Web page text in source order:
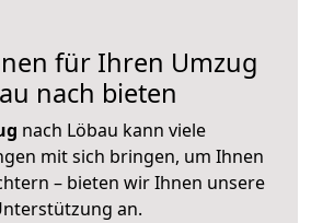
für Ihren Umzug
nach bieten
nach Löbau kann viele
mit sich bringen, um Ihnen
– bieten wir Ihnen unsere
an.